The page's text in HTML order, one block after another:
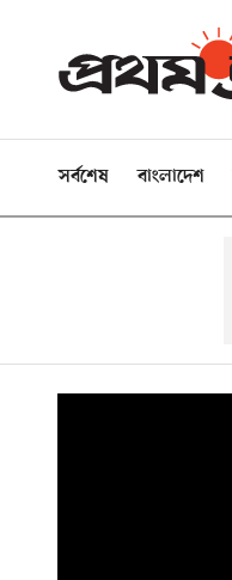
সর্বশেষ বাংলাদেশ